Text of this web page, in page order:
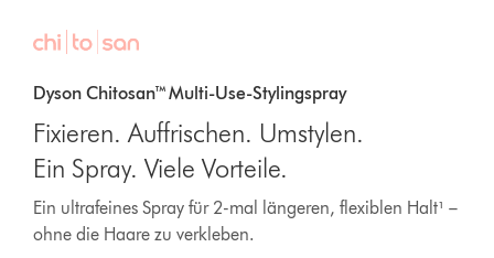
Dyson Chitosan™ Multi-Use-Stylingspray
Fixieren. Auffrischen. Umstylen.
Ein Spray. Viele Vorteile.
Ein ultrafeines Spray für 2-mal längeren, flexiblen Halt¹ –
ohne die Haare zu verkleben.